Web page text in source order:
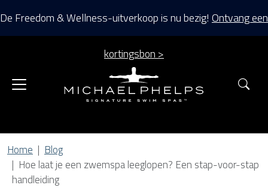
De Freedom & Wellness-uitverkoop is nu bezig! Ontvang een
kortingsbon >
Home
Blog
Hoe laat je een zwemspa leeglopen? Een stap-voor-stap
handleiding